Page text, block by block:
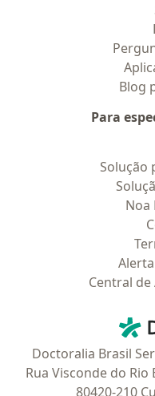
Blog
Para
Solução
Noa
Central
Doctoralia Brasil
Rua Visconde do Rio
80420-210